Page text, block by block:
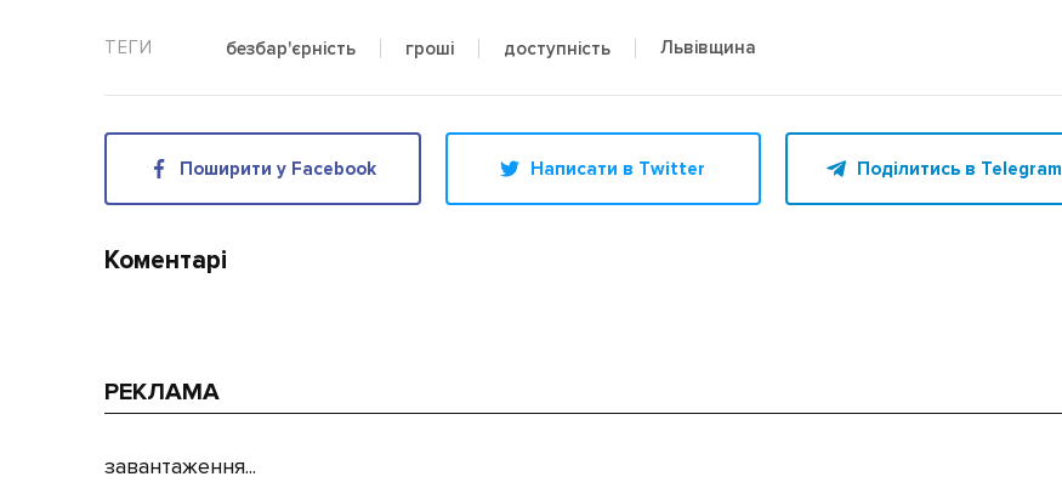
безбар'єрність гроші доступність Львівщина
Поширити у Facebook Написати в Twitter Поділитись в Telegram
Коментарі
РЕКЛАМА
завантаження...